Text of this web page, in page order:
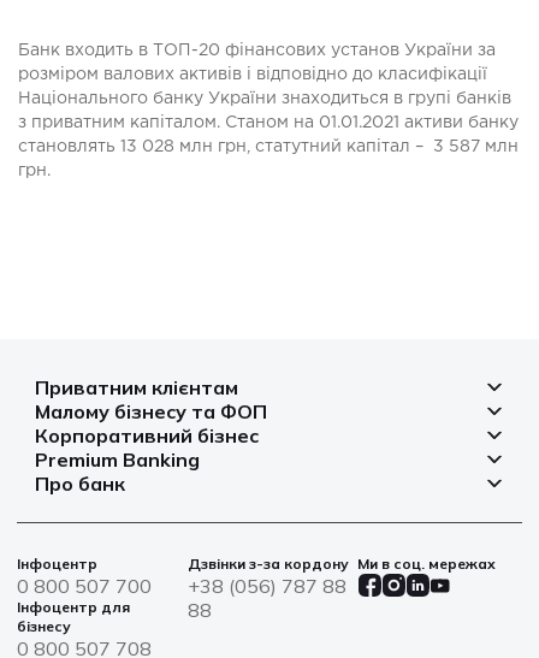
Банк входить в ТОП-20 фінансових установ України за
розміром валових активів і відповідно до класифікації
Національного банку України знаходиться в групі банків
з приватним капіталом. Станом на 01.01.2021 активи банку
становлять 13 028 млн грн, статутний капітал – 3 587 млн
​​грн.
Приватним клієнтам
Депозити
Кредити
Платіжні картки
Платежі
Іпотека
Страхування
Малому бізнесу та ФОП
Рахунок для бізнесу
Фінансування
Овердрафт
Корпоративний бізнес
Рахунки і платежі
Депозити
Агробізнес
Цінні папери
Premium Banking
Депозити
Платіжні картки
Банківські сейфи
Військові облігації
Центри обслуговування
Про банк
Новини
Фінансова звітність
Сталий розвиток
Інфоцентр
0 800 507 700
Інфоцентр для
бізнесу
0 800 507 708
Дзвінки з-за кордону
+38 (056) 787 88
88
Ми в соц. мережах